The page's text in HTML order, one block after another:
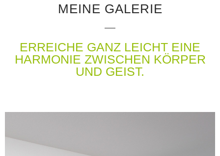
MEINE GALERIE
ERREICHE GANZ LEICHT EINE
HARMONIE ZWISCHEN KÖRPER
UND GEIST.